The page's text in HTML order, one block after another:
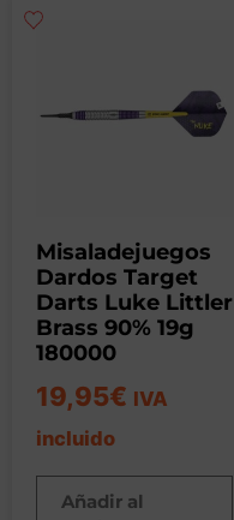
Misaladejuegos
Dardos Target
Darts Luke Littler
Brass 90% 19g
180000
19,95€ IVA
incluido
Añadir al